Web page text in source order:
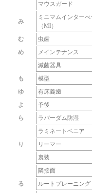
マウスガード
み
ミニマムインター
（MI）
む
虫歯
め
メインテナンス
滅菌器具
も
模型
ゆ
有床義歯
よ
予後
ら
ラバーダム防湿
ラミネートベニア
り
リーマー
裏装
隣接面
る
ルートプレーニング